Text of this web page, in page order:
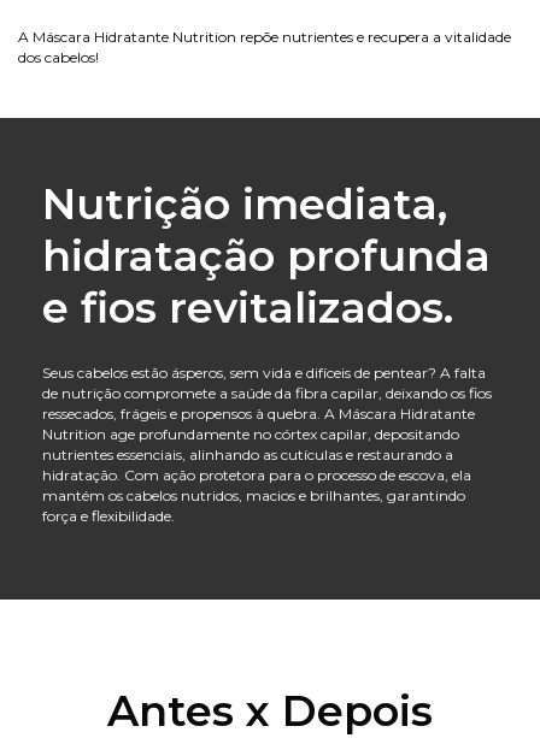
A Máscara Hidratante Nutrition repõe nutrientes e recupera a vitalidade
dos cabelos!
Nutrição imediata,
hidratação profunda
e fios revitalizados.
Seus cabelos estão ásperos, sem vida e difíceis de pentear? A falta
de nutrição compromete a saúde da fibra capilar, deixando os fios
ressecados, frágeis e propensos à quebra. A Máscara Hidratante
Nutrition age profundamente no córtex capilar, depositando
nutrientes essenciais, alinhando as cutículas e restaurando a
hidratação. Com ação protetora para o processo de escova, ela
mantém os cabelos nutridos, macios e brilhantes, garantindo
força e flexibilidade.
Antes x Depois